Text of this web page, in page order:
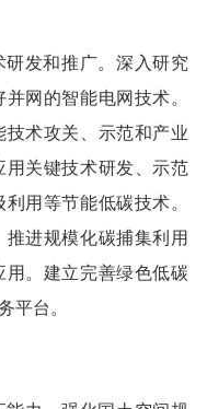
研发和推广。深入研究
网的智能电网技术。
术攻关、示范和产业
关键技术研发、示范
用等节能低碳技术。
进规模化碳捕集利用
。建立完善绿色低碳
平台。